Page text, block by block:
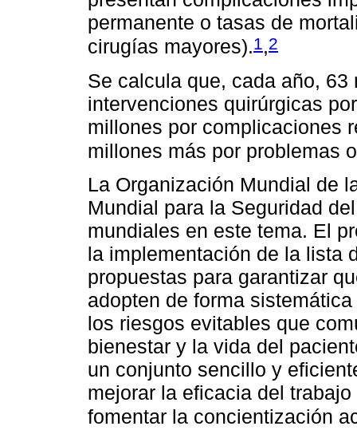
permanente o tasas de
cirugías mayores).1,2
Se calcula que, cada año,
intervenciones quirúrgicas
millones por complicaciones
millones más por problemas
La Organización Mundial de
Mundial para la Seguridad
mundiales en este tema. El
la implementación de la lista
propuestas para garantizar
adopten de forma
los riesgos evitables que
bienestar y la vida del
un conjunto sencillo y
mejorar la eficacia del
fomentar la concientización